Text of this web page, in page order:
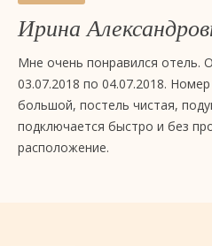
Ирина
Мне очень понравился отель.
03.07.2018 по 04.07.2018.
большой, постель чистая,
подключается быстро и без
расположение.